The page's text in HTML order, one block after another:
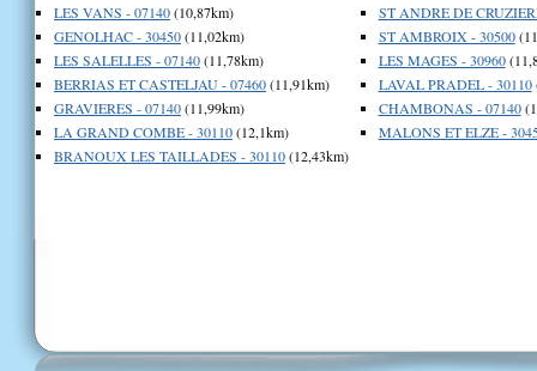
LES VANS - 07140(10,87km)
GENOLHAC - 30450(11,02km)
LES SALELLES - 07140(11,78km)
BERRIAS ET CASTELJAU - 07460(11,91km)
GRAVIERES - 07140(11,99km)
LA GRAND COMBE - 30110(12,1km)
BRANOUX LES TAILLADES - 30110(12,43km)
ST ANDRE DE
ST AMBROIX - 30500
LES MAGES - 30960
LAVAL PRADEL - 30110
CHAMBONAS - 07140
MALONS ET ELZE -